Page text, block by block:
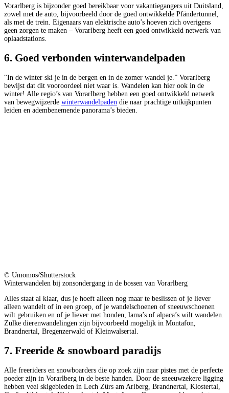
Vorarlberg is bijzonder goed bereikbaar voor vakantiegangers uit Duitsland,
zowel met de auto, bijvoorbeeld door de goed ontwikkelde Pfändertunnel,
als met de trein. Eigenaars van elektrische auto’s hoeven zich overigens
geen zorgen te maken – Vorarlberg heeft een goed ontwikkeld netwerk van
oplaadstations.
6. Goed verbonden winterwandelpaden
“In de winter ski je in de bergen en in de zomer wandel je.” Vorarlberg
bewijst dat dit vooroordeel niet waar is. Wandelen kan hier ook in de
winter! Alle regio’s van Vorarlberg hebben een goed ontwikkeld netwerk
van bewegwijzerde winterwandelpaden die naar prachtige uitkijkpunten
leiden en adembenemende panorama’s bieden.
© Umomos/Shutterstock
Winterwandelen bij zonsondergang in de bossen van Vorarlberg
Alles staat al klaar, dus je hoeft alleen nog maar te beslissen of je liever
alleen wandelt of in een groep, of je wandelschoenen of sneeuwschoenen
wilt gebruiken en of je liever met honden, lama’s of alpaca’s wilt wandelen.
Zulke dierenwandelingen zijn bijvoorbeeld mogelijk in Montafon,
Brandnertal, Bregenzerwald of Kleinwalsertal.
7. Freeride & snowboard paradijs
Alle freeriders en snowboarders die op zoek zijn naar pistes met de perfecte
poeder zijn in Vorarlberg in de beste handen. Door de sneeuwzekere ligging
hebben veel skigebieden in Lech Zürs am Arlberg, Brandnertal, Klostertal,